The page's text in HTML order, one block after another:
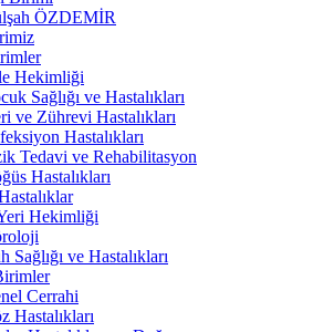
ÖZDEMİR
Hekimliği
Sağlığı ve Hastalıkları
ve Zührevi Hastalıkları
Hastalıkları
Tedavi ve Rehabilitasyon
Hastalıkları
Hekimliği
Sağlığı ve Hastalıkları
Cerrahi
Hastalıkları